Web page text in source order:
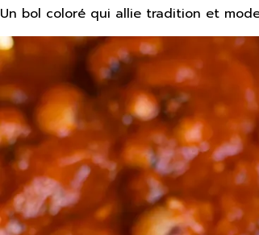
Un bol coloré qui allie tradition et